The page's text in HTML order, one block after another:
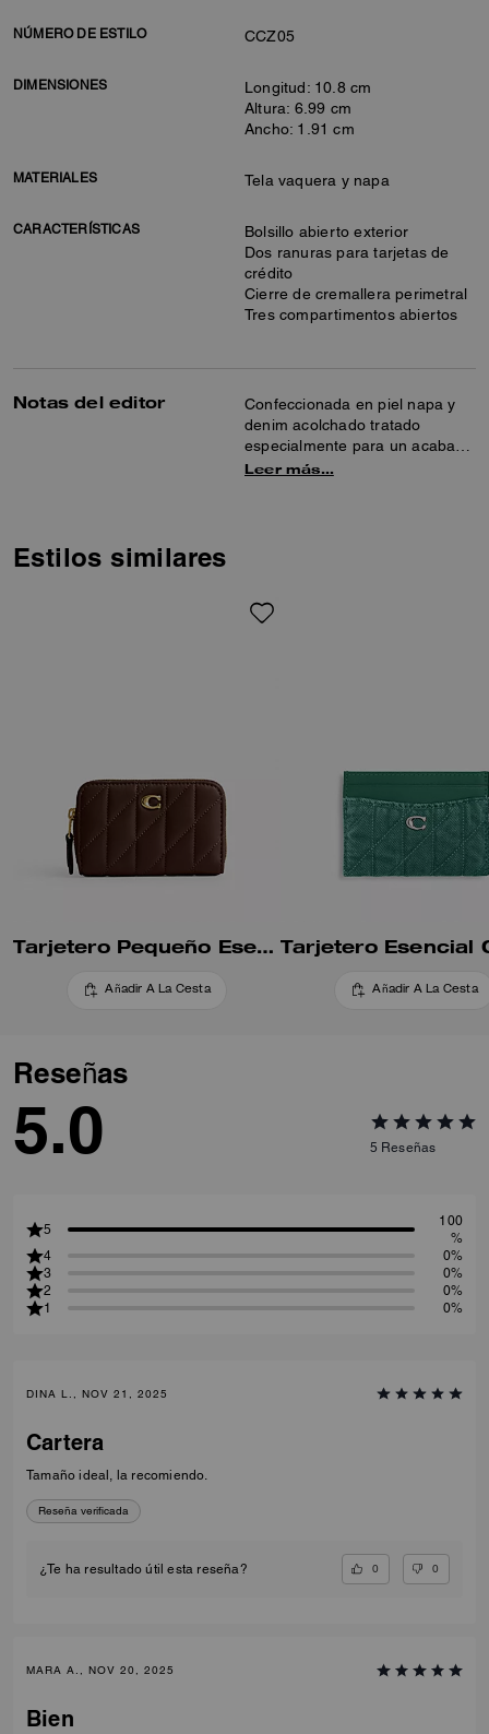
NÚMERO DE ESTILO CCZ05
DIMENSIONES
Longitud: 10.8 cm
Altura: 6.99 cm
Ancho: 1.91 cm
MATERIALES Tela vaquera y napa
CARACTERÍSTICAS
Bolsillo abierto exterior
Dos ranuras para tarjetas de
crédito
Cierre de cremallera perimetral
Tres compartimentos abiertos
Notas del editor
Confeccionada en piel napa y
denim acolchado tratado
especialmente para un acabado
desgastado con encanto, esta
con fuelle tipo acordeón se
a mantener y rejuvenecer la
tierra, aumentar la biodiversidad
y la salud del suelo, y pueden
favorecer una mayor absorción
de carbono. Refleja nuestro
compromiso continuo por
Leer más…
Estilos similares
Tarjetero Pequeño Esencial Con Cremallera Y Acolchado Capitoneado
Añadir A La Cesta Añadir A La Cesta
Reseñas
5.0 5 Reseñas
5
100
%
4
0%
3
0%
2
0%
1
0%
DINA L., NOV 21, 2025
Cartera
Tamaño ideal, la recomiendo.
Reseña verificada
¿Te ha resultado útil esta reseña? 0 0
MARA A., NOV 20, 2025
Bien